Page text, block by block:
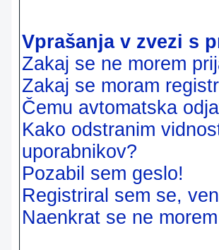
Vprašanja v zvezi s
Zakaj se ne morem
Zakaj se moram
Čemu avtomatska
Kako odstranim
uporabnikov?
Pozabil sem geslo!
Registriral sem se,
Naenkrat se ne